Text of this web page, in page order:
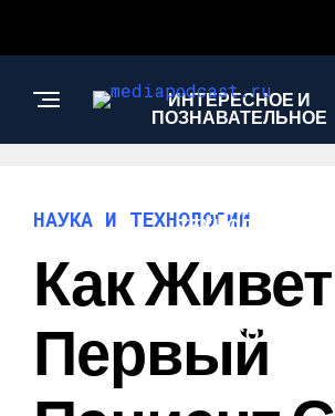
ИНТЕРЕСНОЕ И
ПОЗНАВАТЕЛЬНОЕ
НАУКА И
ТЕХНОЛОГИИ
КРАСОТА
НАУКА И ТЕХНОЛОГИИ
Как Живет
Первый